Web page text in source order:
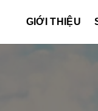
GIỚI THIỆU